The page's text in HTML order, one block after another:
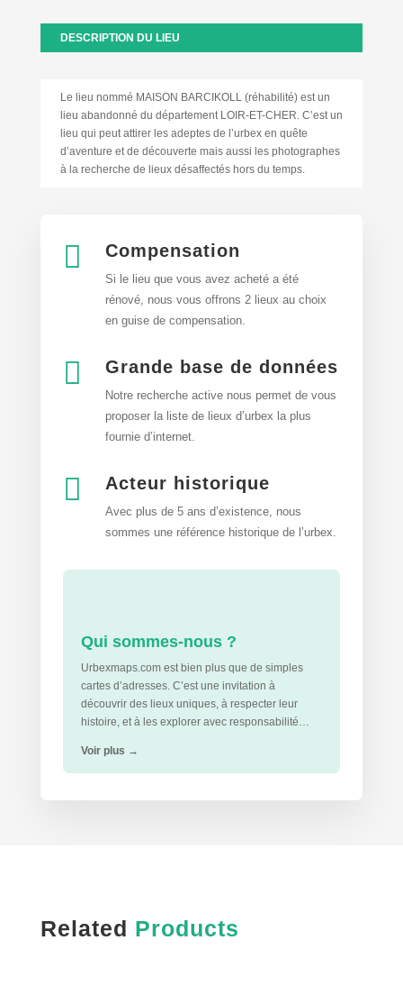
DESCRIPTION DU LIEU
Le lieu nommé MAISON BARCIKOLL (réhabilité) est un
lieu abandonné du département LOIR-ET-CHER. C’est un
lieu qui peut attirer les adeptes de l’urbex en quête
d’aventure et de découverte mais aussi les photographes
à la recherche de lieux désaffectés hors du temps.
 Compensation
Si le lieu que vous avez acheté a été
rénové, nous vous offrons 2 lieux au choix
en guise de compensation.
 Grande base de données
Notre recherche active nous permet de vous
proposer la liste de lieux d’urbex la plus
fournie d’internet.
 Acteur historique
Avec plus de 5 ans d’existence, nous
sommes une référence historique de l’urbex.
Qui sommes-nous ?
Urbexmaps.com est bien plus que de simples
cartes d’adresses. C’est une invitation à
découvrir des lieux uniques, à respecter leur
histoire, et à les explorer avec responsabilité…
Voir plus →
Related Products